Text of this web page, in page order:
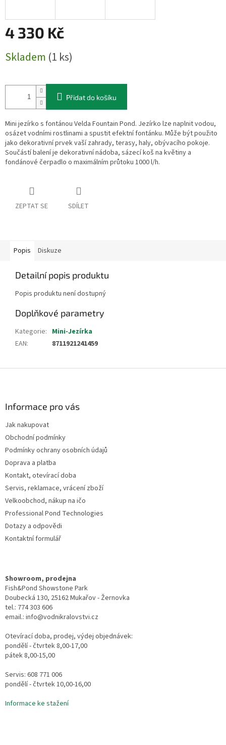
4 330 Kč
cena:
Skladem (1 ks)
Přidat do košíku
Mini jezírko s fontánou Velda Fountain Pond. Jezírko lze naplnit vodou,
osázet vodními rostlinami a spustit efektní fontánku. Může být použito
jako dekorativní prvek vaší zahrady, terasy, haly, obývacího pokoje.
Součástí balení je dekorativní nádoba, sázecí koš na květiny a
fondánové čerpadlo o maximálním průtoku 1000 l/h.
ZEPTAT SE SDÍLET
Popis Diskuze
Detailní popis produktu
Popis produktu není dostupný
Doplňkové parametry
Kategorie: Mini-Jezírka
EAN: 8711921241459
Informace pro vás
Jak nakupovat
Obchodní podmínky
Podmínky ochrany osobních údajů
Doprava a platba
Kontakt, otevírací doba
Servis, reklamace, vrácení zboží
Velkoobchod, nákup na ičo
Professional Pond Technologies
Dotazy a odpovědi
Kontaktní formulář
Showroom, prodejna
Fish&Pond Showstone Park
Doubecká 130, 25162 Mukařov - Žernovka
tel.: 774 303 606
email.: info@vodnikralovstvi.cz
Otevírací doba, prodej, výdej objednávek:
pondělí - čtvrtek 8,00-17,00
pátek 8,00-15,00
Servis: 608 771 006
pondělí - čtvrtek 10,00-16,00
Informace ke stažení